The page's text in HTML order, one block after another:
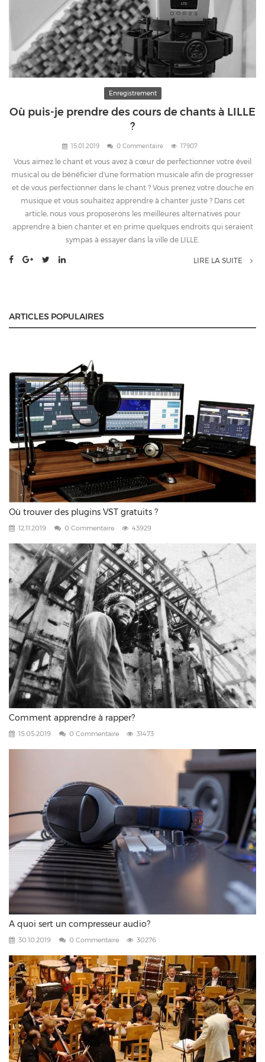
Enregistrement
Où puis-je prendre des cours de chants à LILLE
?
15.01.2019 0 Commentaire 17907
Vous aimez le chant et vous avez à cœur de perfectionner votre éveil
musical ou de bénéficier d'une formation musicale afin de progresser
et de vous perfectionner dans le chant ? Vous prenez votre douche en
musique et vous souhaitez apprendre à chanter juste ? Dans cet
article, nous vous proposerons les meilleures alternatives pour
apprendre à bien chanter et en prime quelques endroits qui seraient
sympas à essayer dans la ville de LILLE.
LIRE LA SUITE
ARTICLES POPULAIRES
Où trouver des plugins VST gratuits ?
12.11.2019 0 Commentaire 43929
Comment apprendre à rapper?
15.05.2019 0 Commentaire 31473
A quoi sert un compresseur audio?
30.10.2019 0 Commentaire 30276